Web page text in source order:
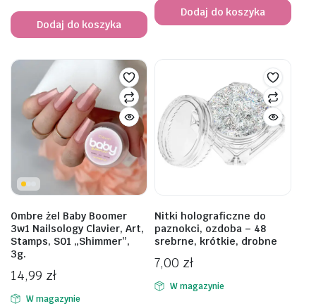
Dodaj do koszyka
Dodaj do koszyka
Ombre żel Baby Boomer
3w1 Nailsology Clavier, Art,
Stamps, S01 „Shimmer”,
3g.
14,99 zł
W magazynie
Nitki holograficzne do
paznokci, ozdoba – 48
srebrne, krótkie, drobne
7,00 zł
W magazynie